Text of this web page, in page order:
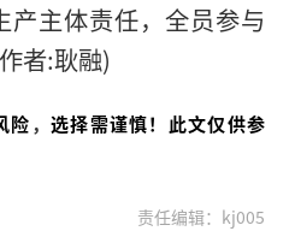
产主体责任，全员参与
者:耿融)
险， 选择需谨慎！此文仅供参
责任编辑：kj005